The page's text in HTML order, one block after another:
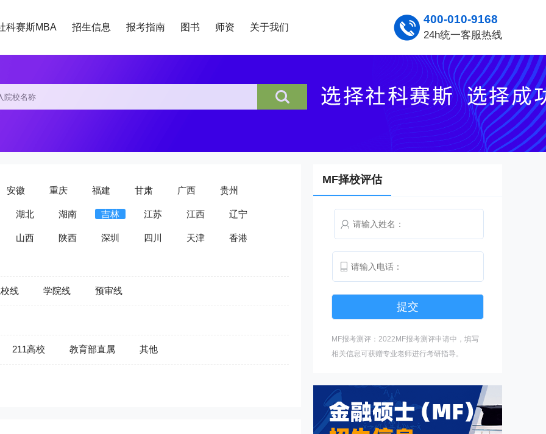
科赛斯MBA 招生信息 报考指南 图书 师资 关于我们
400-010-9168
24h统一客服热线
安徽 重庆 福建 甘肃 广西 贵州
湖北 湖南 吉林 江苏 江西 辽宁
山西 陕西 深圳 四川 天津 香港
线 学院线 预审线
211高校 教育部直属 其他
MF择校评估
MF报考测评：2022MF报考测评申请中，填写
相关信息可获赠专业老师进行考研指导。